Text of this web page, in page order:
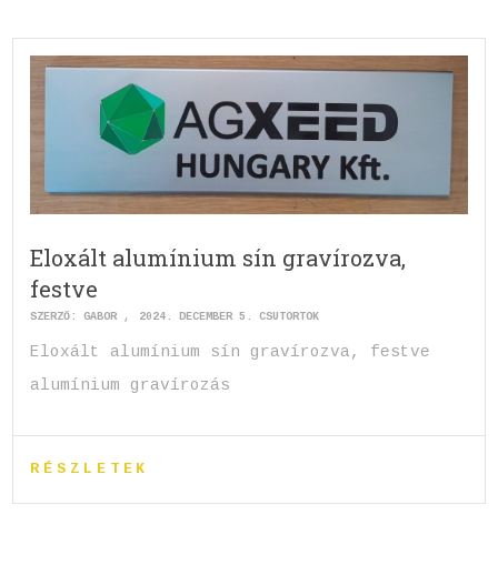
Eloxált alumínium sín gravírozva,
festve
SZERZŐ:GABOR 2024. DECEMBER 5. CSÜTÖRTÖK
Eloxált alumínium sín gravírozva, festve
alumínium gravírozás
RÉSZLETEK